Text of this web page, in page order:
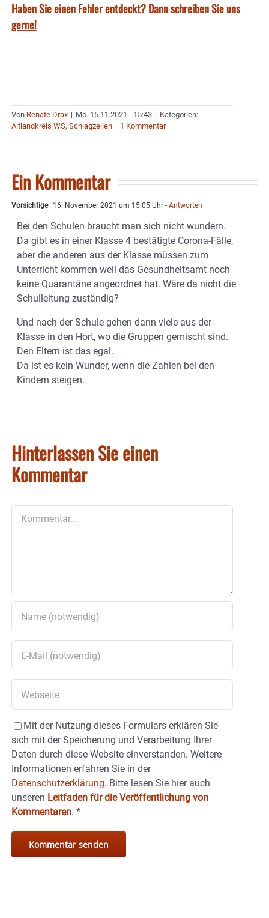
Haben Sie einen Fehler entdeckt? Dann schreiben Sie uns
gerne!
Von Renate Drax | Mo. 15.11.2021 - 15:43 | Kategorien:
Altlandkreis WS, Schlagzeilen | 1 Kommentar
Ein Kommentar
Vorsichtige 16. November 2021 um 15:05 Uhr - Antworten
Bei den Schulen braucht man sich nicht wundern.
Da gibt es in einer Klasse 4 bestätigte Corona-Fälle,
aber die anderen aus der Klasse müssen zum
Unterricht kommen weil das Gesundheitsamt noch
keine Quarantäne angeordnet hat. Wäre da nicht die
Schulleitung zuständig?
Und nach der Schule gehen dann viele aus der
Klasse in den Hort, wo die Gruppen gemischt sind.
Den Eltern ist das egal.
Da ist es kein Wunder, wenn die Zahlen bei den
Kindern steigen.
Hinterlassen Sie einen
Kommentar
Mit der Nutzung dieses Formulars erklären Sie
sich mit der Speicherung und Verarbeitung Ihrer
Daten durch diese Website einverstanden. Weitere
Informationen erfahren Sie in der
Datenschutzerklärung. Bitte lesen Sie hier auch
unseren Leitfaden für die Veröffentlichung von
Kommentaren. *